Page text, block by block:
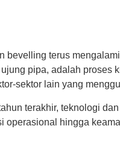
bevelling terus
pipa, adalah proses
sektor lain yang
terakhir, teknologi
operasional hingga